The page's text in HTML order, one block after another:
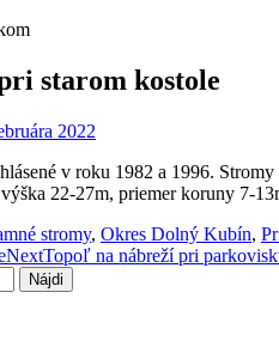
starom kostole
2022
v roku 1982 a 1996.
22-27m, priemer koruny 7-
stromy, Okres Dolný Kubín,
NextTopoľ na nábreží pri